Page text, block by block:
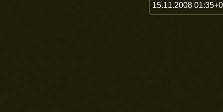
15.11.2008